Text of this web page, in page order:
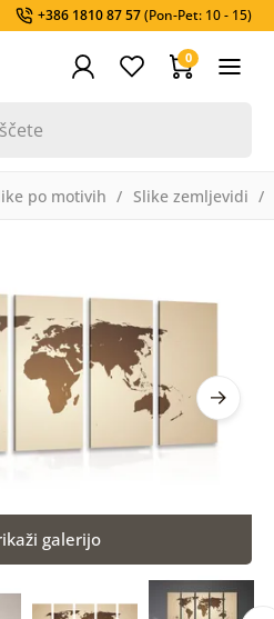
+386 1810 87 57(Pon-Pet: 10 - 15)
0
po motivih Slike zemljevidi
galerijo